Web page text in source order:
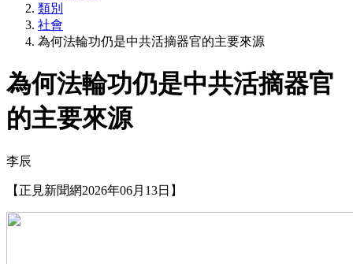
類別
社會
為何法輪功仍是中共活摘器官的主要來源
為何法輪功仍是中共活摘器官
的主要來源
李辰
【正見新聞網2026年06月13日】